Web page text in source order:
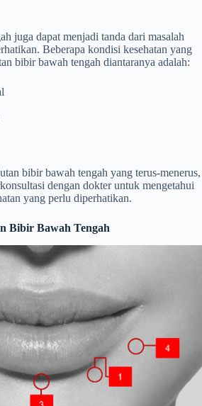
juga dapat menjadi tanda dari masalah
Beberapa kondisi kesehatan yang
bibir bawah tengah diantaranya adalah:
bibir bawah tengah yang terus-menerus,
dengan dokter untuk mengetahui
yang perlu diperhatikan.
Bibir Bawah Tengah